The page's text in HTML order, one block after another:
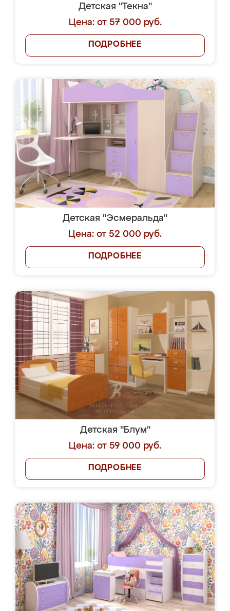
Детская "Текна"
Цена: от 57 000 руб.
ПОДРОБНЕЕ
Детская "Эсмеральда"
Цена: от 52 000 руб.
ПОДРОБНЕЕ
Детская "Блум"
Цена: от 59 000 руб.
ПОДРОБНЕЕ